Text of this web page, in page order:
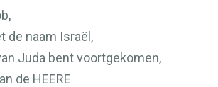
de naam Israël,
Juda bent voortgekomen,
de HEERE